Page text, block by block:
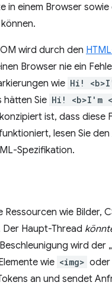
in einem Browser
wird durch den
Browser nie ein
wie Hi!
hätten Sie Hi! <b>I'm
ist, dass
lesen Sie
Spezifikation.
wie Bilder,
Haupt-Thread
wird der
wie <img> oder
an und sendet